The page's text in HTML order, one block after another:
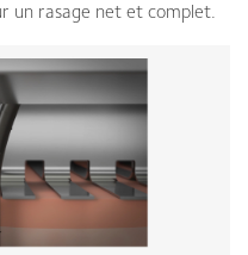
un rasage net et complet.